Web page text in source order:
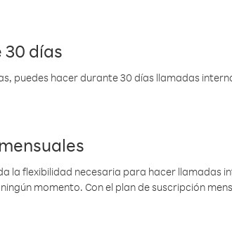
30 días
puedes hacer durante 30 días llamadas
la flexibilidad necesaria para hacer llamadas
momento. Con el plan de suscripción